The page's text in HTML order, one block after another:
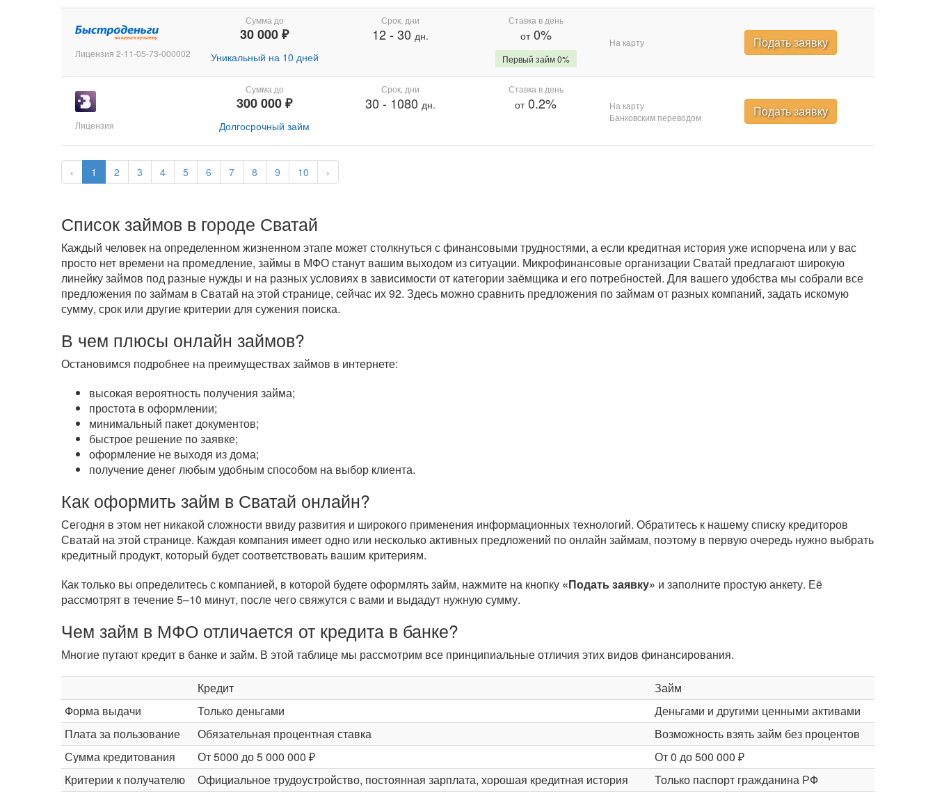
‹ 1 2 3 4 5 6 7 8 9 10 ›
Лицензия 2-11-05-73-000002
Сумма до
30 000 ₽
Уникальный на 10 дней
Срок, дни
12- 30 дн.
Ставка в день
от0%
Первый займ 0%
На карту Подать заявку
Лицензия
Сумма до
300 000 ₽
Долгосрочный займ
Срок, дни
30 - 1080 дн.
Ставка в день
от0.2%
На карту
Банковским переводом
Подать заявку
Список займов в городе Сватай
Каждый человек на определенном жизненном этапе может столкнуться с финансовыми трудностями, а если кредитная история уже испорчена или у вас
просто нет времени на промедление, займы в МФО станут вашим выходом из ситуации. Микрофинансовые организации Сватай предлагают широкую
линейку займов под разные нужды и на разных условиях в зависимости от категории заёмщика и его потребностей. Для вашего удобства мы собрали все
предложения по займам в Сватай на этой странице, сейчас их 92. Здесь можно сравнить предложения по займам от разных компаний, задать искомую
сумму, срок или другие критерии для сужения поиска.
В чем плюсы онлайн займов?
Остановимся подробнее на преимуществах займов в интернете:
высокая вероятность получения займа;
простота в оформлении;
минимальный пакет документов;
быстрое решение по заявке;
оформление не выходя из дома;
получение денег любым удобным способом на выбор клиента.
Как оформить займ в Сватай онлайн?
Сегодня в этом нет никакой сложности ввиду развития и широкого применения информационных технологий. Обратитесь к нашему списку кредиторов
Сватай на этой странице. Каждая компания имеет одно или несколько активных предложений по онлайн займам, поэтому в первую очередь нужно выбрать
кредитный продукт, который будет соответствовать вашим критериям.
Как только вы определитесь с компанией, в которой будете оформлять займ, нажмите на кнопку «Подать заявку» и заполните простую анкету. Её
рассмотрят в течение 5–10 минут, после чего свяжутся с вами и выдадут нужную сумму.
Чем займ в МФО отличается от кредита в банке?
Многие путают кредит в банке и займ. В этой таблице мы рассмотрим все принципиальные отличия этих видов финансирования.
Кредит
Займ
Форма выдачи
Только деньгами
Деньгами и другими ценными активами
Плата за пользование
Обязательная процентная ставка
Возможность взять займ без процентов
Сумма кредитования
От 5000 до 5 000 000 ₽
От 0 до 500 000 ₽
Критерии к получателю
Официальное трудоустройство, постоянная зарплата, хорошая кредитная история
Только паспорт гражданина РФ